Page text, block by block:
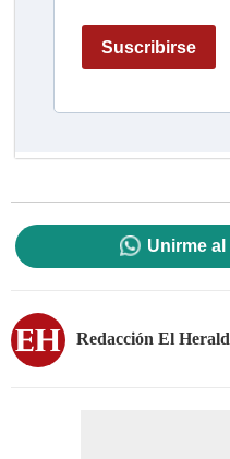
Unirme
Redacción El